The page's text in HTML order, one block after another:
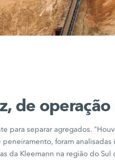
de
para separar agregados.
foram analisadas
da Kleemann na região do Sul